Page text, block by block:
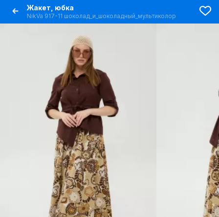
Жакет, юбка
NikVa 917-11 шоколад_и_шоколадный_мультиколор